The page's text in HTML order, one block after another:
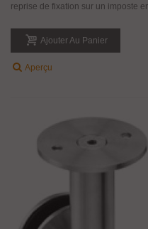
reprise de fixation sur un imposte
Ajouter Au Panier
Aperçu